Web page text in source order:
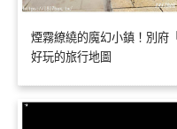
煙霧繚繞的魔幻小鎮！別府
好玩的旅行地圖